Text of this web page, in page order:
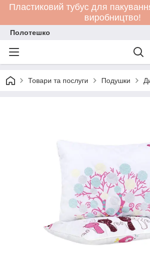
Пластиковий тубус для
виробництво!
Полотешко
Товари та послуги Подушки